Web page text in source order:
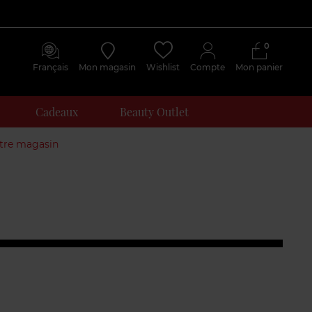
Français Mon magasin Wishlist Compte Mon panier
0
Cadeaux Beauty Outlet
magasin